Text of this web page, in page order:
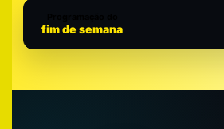
fim de semana